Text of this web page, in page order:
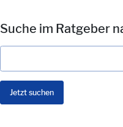
Suche im Ratgeber